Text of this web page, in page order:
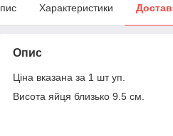
Характеристики
Опис
Ціна вказана за 1 шт уп.
Висота яйця близько 9.5 см.